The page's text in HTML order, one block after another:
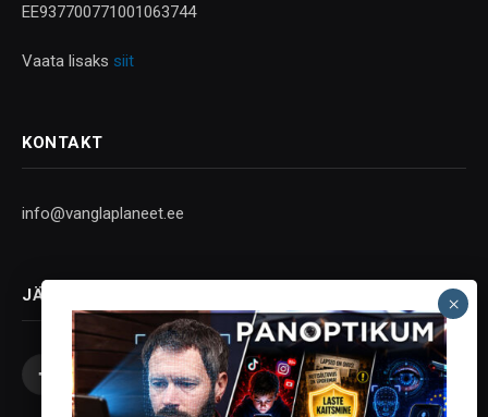
EE937700771001063744
Vaata lisaks siit
KONTAKT
info@vanglaplaneet.ee
JÄLGI SOTSIAALMEEDIAS
Facebook
X
(Twitter)
InstagramYouTubeTelegram